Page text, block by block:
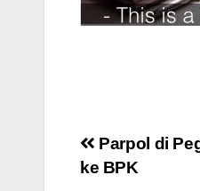
Post
Parpol di
ke BPK